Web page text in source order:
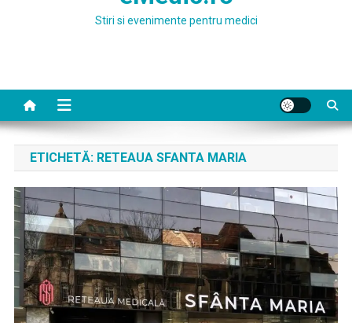
Stiri si evenimente pentru medici
ETICHETĂ: RETEAUA SFANTA MARIA